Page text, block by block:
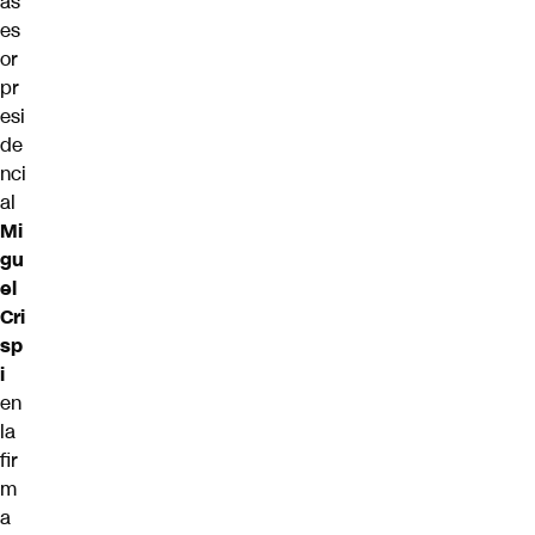
es
or
pr
esi
de
nci
al
Mi
gu
el
Cri
sp
i
en
la
fir
m
a